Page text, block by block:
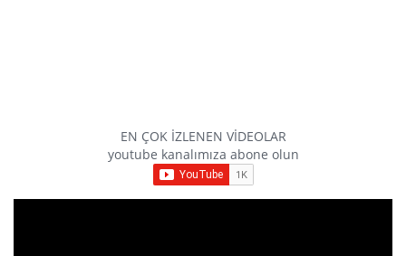
EN ÇOK İZLENEN VİDEOLAR
youtube kanalımıza abone olun